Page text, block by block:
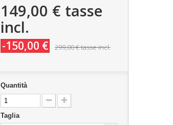
149,00 € tasse
incl.
-150,00 € 299,00 €tasse incl.
Quantità
Taglia